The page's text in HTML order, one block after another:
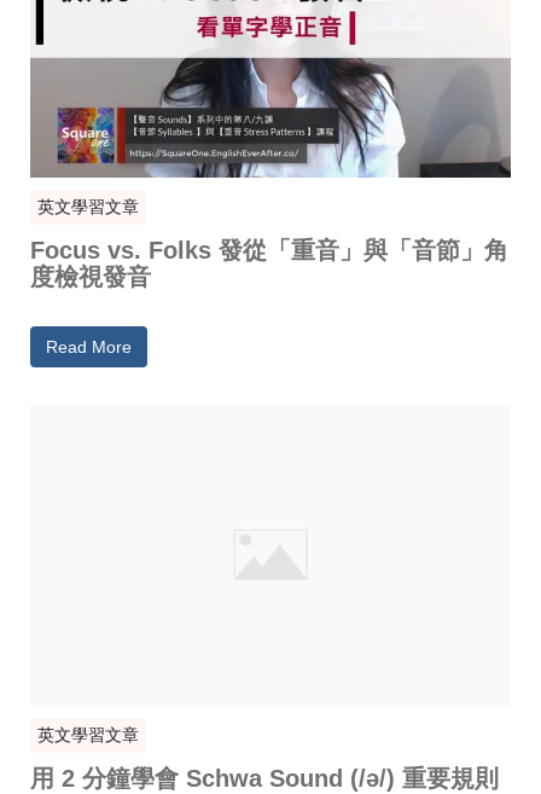
英文學習文章
Focus vs. Folks 發從「重音」與「音節」角
度檢視發音
Read More
英文學習文章
用 2 分鐘學會 Schwa Sound (/ə/) 重要規則